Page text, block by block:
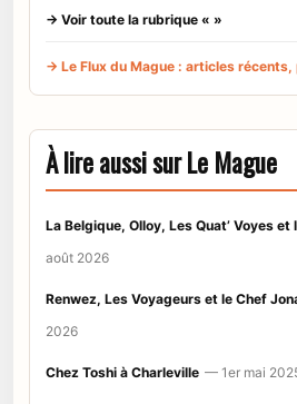
→ Voir toute la rubrique « »
→ Le Flux du Mague : articles
À lire aussi sur Le Mague
La Belgique, Olloy, Les Quat’ Voyes
août 2026
Renwez, Les Voyageurs et le Chef
2026
Chez Toshi à Charleville — 1er mai